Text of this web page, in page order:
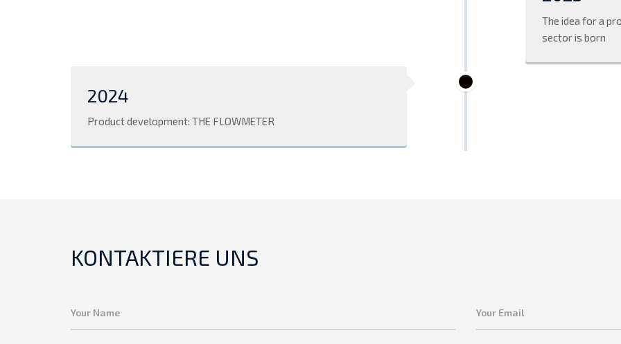
The idea for a
sector is born
2024
Product development: THE FLOWMETER
KONTAKTIERE UNS